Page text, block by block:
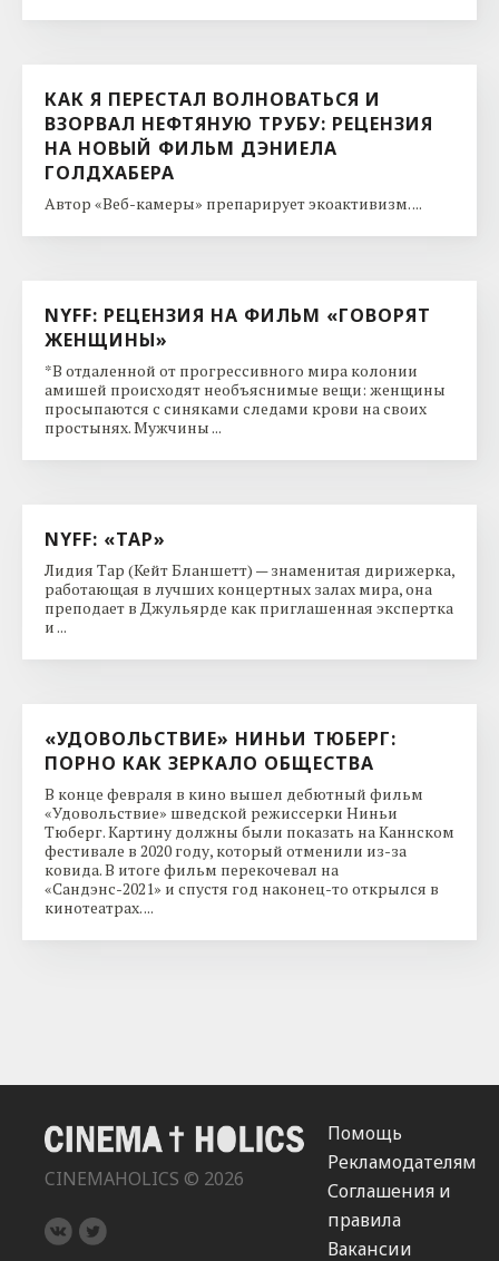
КАК Я ПЕРЕСТАЛ ВОЛНОВАТЬСЯ И
ВЗОРВАЛ НЕФТЯНУЮ ТРУБУ: РЕЦЕНЗИЯ
НА НОВЫЙ ФИЛЬМ ДЭНИЕЛА
ГОЛДХАБЕРА
Автор «Веб-камеры» препарирует экоактивизм. ...
NYFF: РЕЦЕНЗИЯ НА ФИЛЬМ «ГОВОРЯТ
ЖЕНЩИНЫ»
*В отдаленной от прогрессивного мира колонии
амишей происходят необъяснимые вещи: женщины
просыпаются с синяками следами крови на своих
простынях. Мужчины ...
NYFF: «ТАР»
Лидия Тар (Кейт Бланшетт) — знаменитая дирижерка,
работающая в лучших концертных залах мира, она
преподает в Джульярде как приглашенная экспертка
и ...
«УДОВОЛЬСТВИЕ» НИНЬИ ТЮБЕРГ:
ПОРНО КАК ЗЕРКАЛО ОБЩЕСТВА
В конце февраля в кино вышел дебютный фильм
«Удовольствие» шведской режиссерки Ниньи
Тюберг. Картину должны были показать на Каннском
фестивале в 2020 году, который отменили из-за
ковида. В итоге фильм перекочевал на
«Сандэнс-2021» и спустя год наконец-то открылся в
кинотеатрах. ...
CINEMAHOLICS © 2026
Помощь
Рекламодателям
Соглашения и
правила
Вакансии